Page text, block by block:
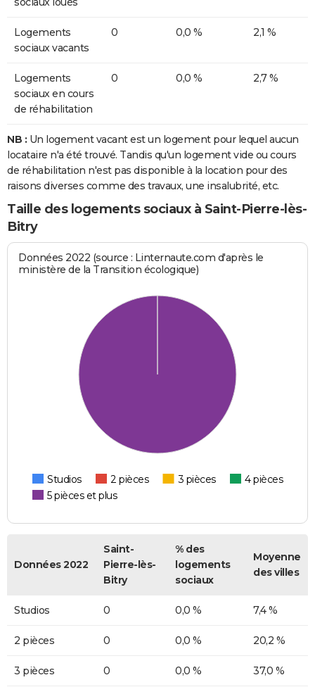
Logements
sociaux vacants
0 0,0 % 2,1 %
Logements
sociaux en cours
de réhabilitation
0 0,0 % 2,7 %
NB : Un logement vacant est un logement pour lequel aucun
locataire n'a été trouvé. Tandis qu'un logement vide ou cours
de réhabilitation n'est pas disponible à la location pour des
raisons diverses comme des travaux, une insalubrité, etc.
Taille des logements sociaux à Saint-Pierre-lès-
Bitry
Données 2022 (source : Linternaute.com d'après le
ministère de la Transition écologique)
Studios 2 pièces 3 pièces
4 pièces
5 pièces et plus
Données 2022
Saint-
Pierre-lès-
Bitry
% des
logements
sociaux
Moyenne
des villes
Studios 0 0,0 % 7,4 %
2 pièces 0 0,0 % 20,2 %
3 pièces 0 0,0 % 37,0 %